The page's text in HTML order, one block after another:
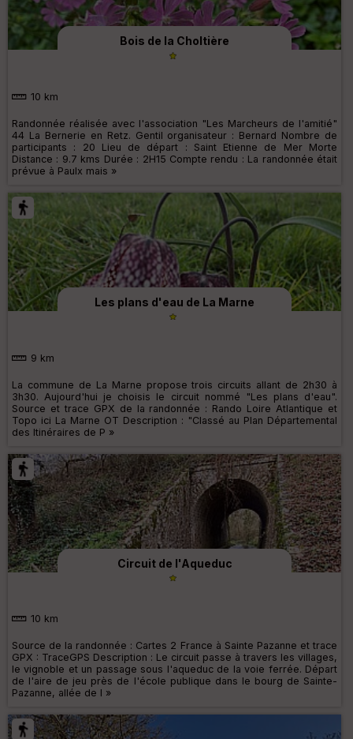
Bois de la Choltière
10 km
Randonnée réalisée avec l'association "Les Marcheurs de l'amitié"
44 La Bernerie en Retz. Gentil organisateur : Bernard Nombre de
participants : 20 Lieu de départ : Saint Etienne de Mer Morte
Distance : 9.7 kms Durée : 2H15 Compte rendu : La randonnée était
prévue à Paulx mais »
Les plans d'eau de La Marne
9 km
La commune de La Marne propose trois circuits allant de 2h30 à
3h30. Aujourd'hui je choisis le circuit nommé "Les plans d'eau".
Source et trace GPX de la randonnée : Rando Loire Atlantique et
Topo ici La Marne OT Description : "Classé au Plan Départemental
des Itinéraires de P »
Circuit de l'Aqueduc
10 km
Source de la randonnée : Cartes 2 France à Sainte Pazanne et trace
GPX : TraceGPS Description : Le circuit passe à travers les villages,
le vignoble et un passage sous l'aqueduc de la voie ferrée. Départ
de l'aire de jeu près de l'école publique dans le bourg de Sainte-
Pazanne, allée de l »